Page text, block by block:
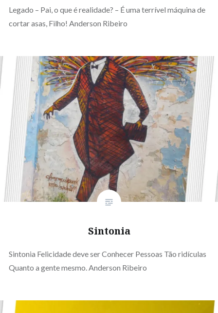
Legado – Pai, o que é realidade? – É uma terrível máquina de
cortar asas, Filho! Anderson Ribeiro
Sintonia
Sintonia Felicidade deve ser Conhecer Pessoas Tão ridículas
Quanto a gente mesmo. Anderson Ribeiro